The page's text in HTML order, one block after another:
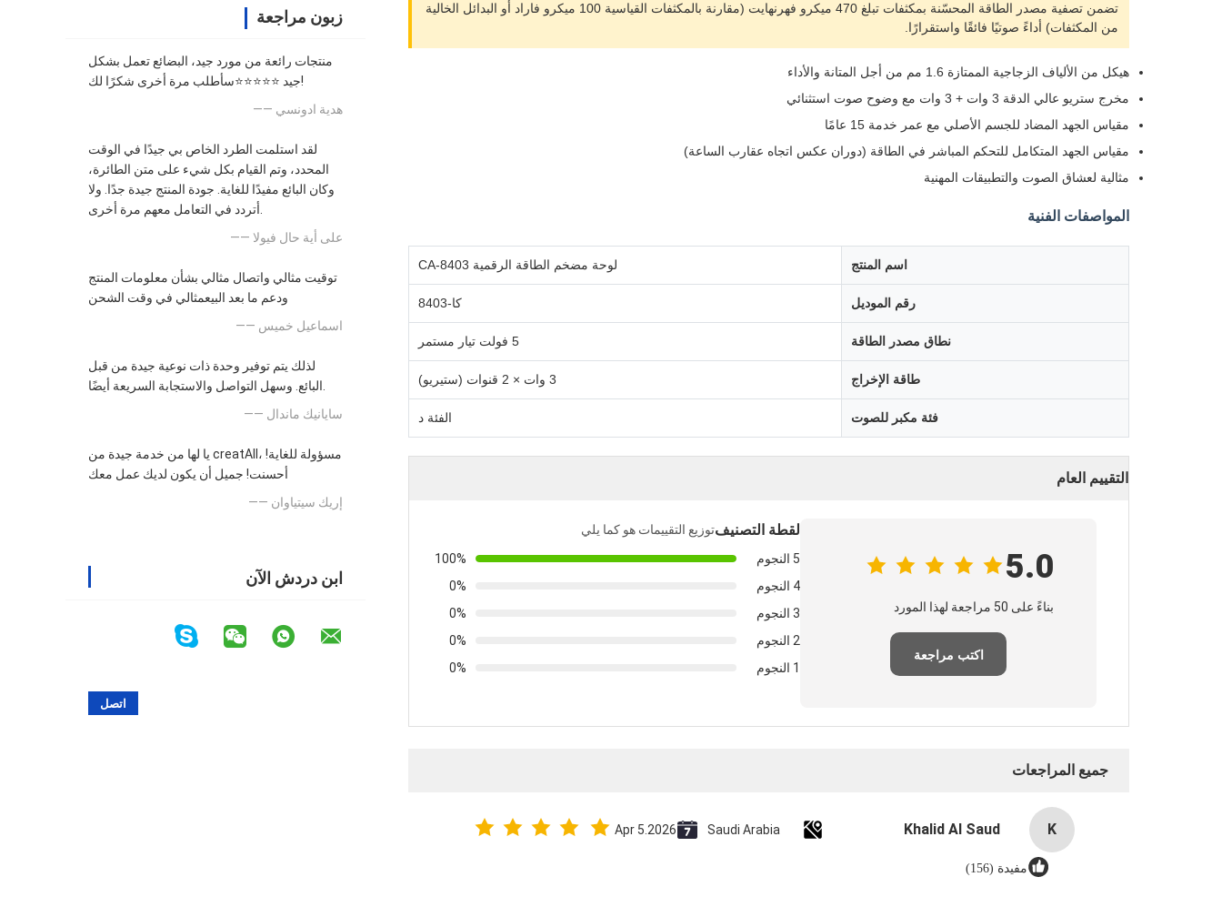
زبون مراجعة
منتجات رائعة من مورد جيد، البضائع تعمل بشكل
جيد ⭐⭐⭐⭐⭐سأطلب مرة أخرى شكرًا لك!
—— هدية ادونسي
لقد استلمت الطرد الخاص بي جيدًا في الوقت
المحدد، وتم القيام بكل شيء على متن الطائرة،
وكان البائع مفيدًا للغاية. جودة المنتج جيدة جدًا. ولا
أتردد في التعامل معهم مرة أخرى.
—— على أية حال فيولا
توقيت مثالي واتصال مثالي بشأن معلومات المنتج
ودعم ما بعد البيعمثالي في وقت الشحن
—— اسماعيل خميس
لذلك يتم توفير وحدة ذات نوعية جيدة من قبل
البائع. وسهل التواصل والاستجابة السريعة أيضًا.
—— سايانيك ماندال
يا لها من خدمة جيدة من creatAll، مسؤولة للغاية!
أحسنت! جميل أن يكون لديك عمل معك
—— إريك سيتياوان
ابن دردش الآن
تضمن تصفية مصدر الطاقة المحسّنة بمكثفات تبلغ 470 ميكرو فهرنهايت (مقارنة بالمكثفات القياسية 100 ميكرو فاراد أو البدائل الخالية
من المكثفات) أداءً صوتيًا فائقًا واستقرارًا.
هيكل من الألياف الزجاجية الممتازة 1.6 مم من أجل المتانة والأداء
مخرج ستريو عالي الدقة 3 وات + 3 وات مع وضوح صوت استثنائي
مقياس الجهد المضاد للجسم الأصلي مع عمر خدمة 15 عامًا
مقياس الجهد المتكامل للتحكم المباشر في الطاقة (دوران عكس اتجاه عقارب الساعة)
مثالية لعشاق الصوت والتطبيقات المهنية
المواصفات الفنية
اسم المنتج لوحة مضخم الطاقة الرقمية CA-8403
رقم الموديل كا-8403
نطاق مصدر الطاقة 5 فولت تيار مستمر
طاقة الإخراج 3 وات × 2 قنوات (ستيريو)
فئة مكبر للصوت الفئة د
التقييم العام
5.0
بناءً على 50 مراجعة لهذا المورد
اكتب مراجعة
لقطة التصنيفتوزيع التقييمات هو كما يلي
5 النجوم
100%
4 النجوم
0%
3 النجوم
0%
2 النجوم
0%
1 النجوم
0%
جميع المراجعات
K
Khalid Al Saud
Saudi Arabia
Apr 5.2026
مفيدة (156)